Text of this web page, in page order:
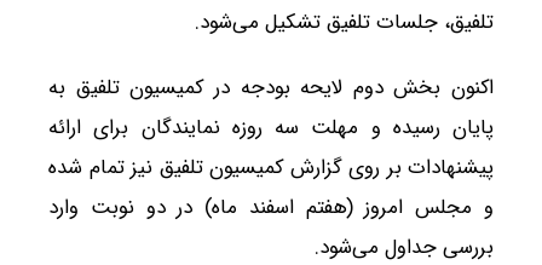
تلفیق، جلسات تلفیق تشکیل می‌شود.
اکنون بخش دوم لایحه بودجه در کمیسیون تلفیق به
پایان رسیده و مهلت سه روزه نمایندگان برای ارائه
پیشنهادات بر روی گزارش کمیسیون تلفیق نیز تمام شده
و مجلس امروز (هفتم اسفند ماه) در دو نوبت وارد
بررسی جداول می‌شود.